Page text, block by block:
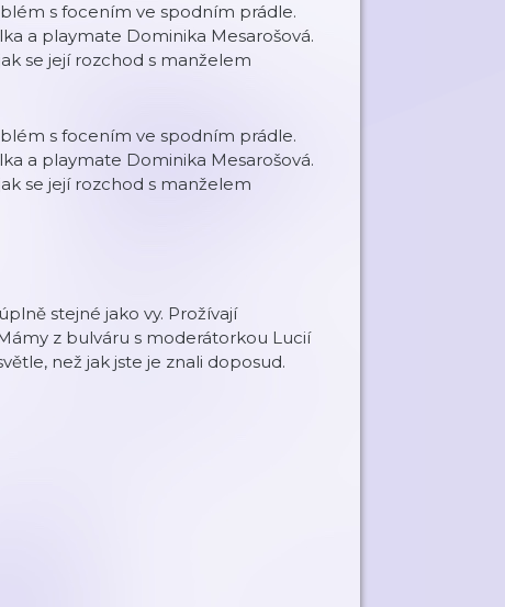
s focením ve spodním prádle.
a playmate Dominika Mesarošová.
se její rozchod s manželem
s focením ve spodním prádle.
a playmate Dominika Mesarošová.
se její rozchod s manželem
stejné jako vy. Prožívají
z bulváru s moderátorkou Lucií
než jak jste je znali doposud.